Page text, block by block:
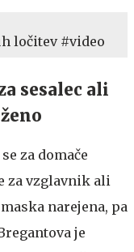
ločitev #video
sesalec ali
za domače
za vzglavnik ali
narejena, pa
je